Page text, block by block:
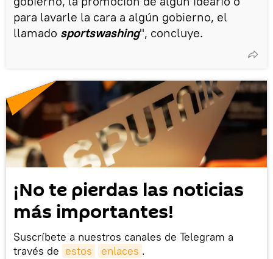
para lavarle la cara a algún gobierno, el
llamado sportswashing", concluye.
¡No te pierdas las noticias
más importantes!
Suscríbete a nuestros canales de Telegram a
través de estos enlaces .